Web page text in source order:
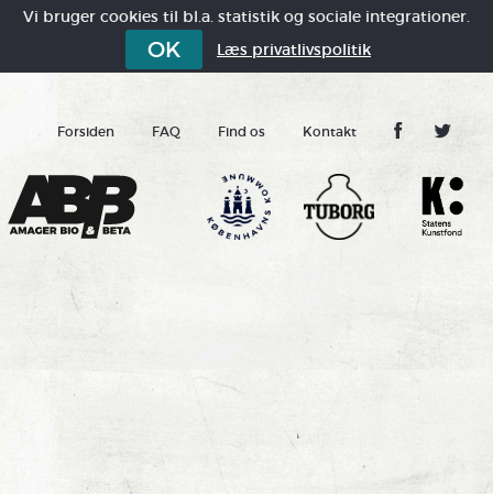
Vi bruger cookies til bl.a. statistik og sociale integrationer.
OK Læs privatlivspolitik
Forsiden FAQ Find os Kontakt